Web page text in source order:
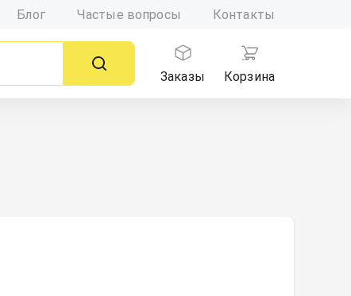
Блог Частые вопросы Контакты
Заказы
Корзина